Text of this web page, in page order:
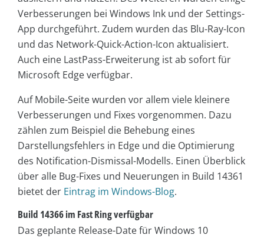
Verbesserungen bei Windows Ink und der Settings-
App durchgeführt. Zudem wurden das Blu-Ray-Icon
und das Network-Quick-Action-Icon aktualisiert.
Auch eine LastPass-Erweiterung ist ab sofort für
Microsoft Edge verfügbar.
Auf Mobile-Seite wurden vor allem viele kleinere
Verbesserungen und Fixes vorgenommen. Dazu
zählen zum Beispiel die Behebung eines
Darstellungsfehlers in Edge und die Optimierung
des Notification-Dismissal-Modells. Einen Überblick
über alle Bug-Fixes und Neuerungen in Build 14361
bietet der Eintrag im Windows-Blog.
Build 14366 im Fast Ring verfügbar
Das geplante Release-Date für Windows 10